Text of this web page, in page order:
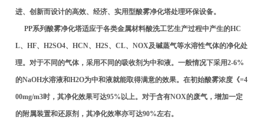
进、创新而设计的高效、经济、实用型酸雾净化塔处理环保设备。
PP系列酸雾净化塔适应于各类金属材料酸洗工艺生产过程中产生的HC
L、HF、H2SO4、HCN、H2S、CL、NOX及碱蒸气等水溶性气体的净化处
理。对于不同的气体，采用不同的吸收剂为中和液。一般情况下采用2-6%
的NaOH水溶液和H2O为中和液就能取得满意的效果。在初始酸雾浓度《=4
00mg/m3时，其净化效果可达95%以上。对于含有NOX的废气，增加一定
的附属装置和还原剂，其净化效率亦可达90%左右。